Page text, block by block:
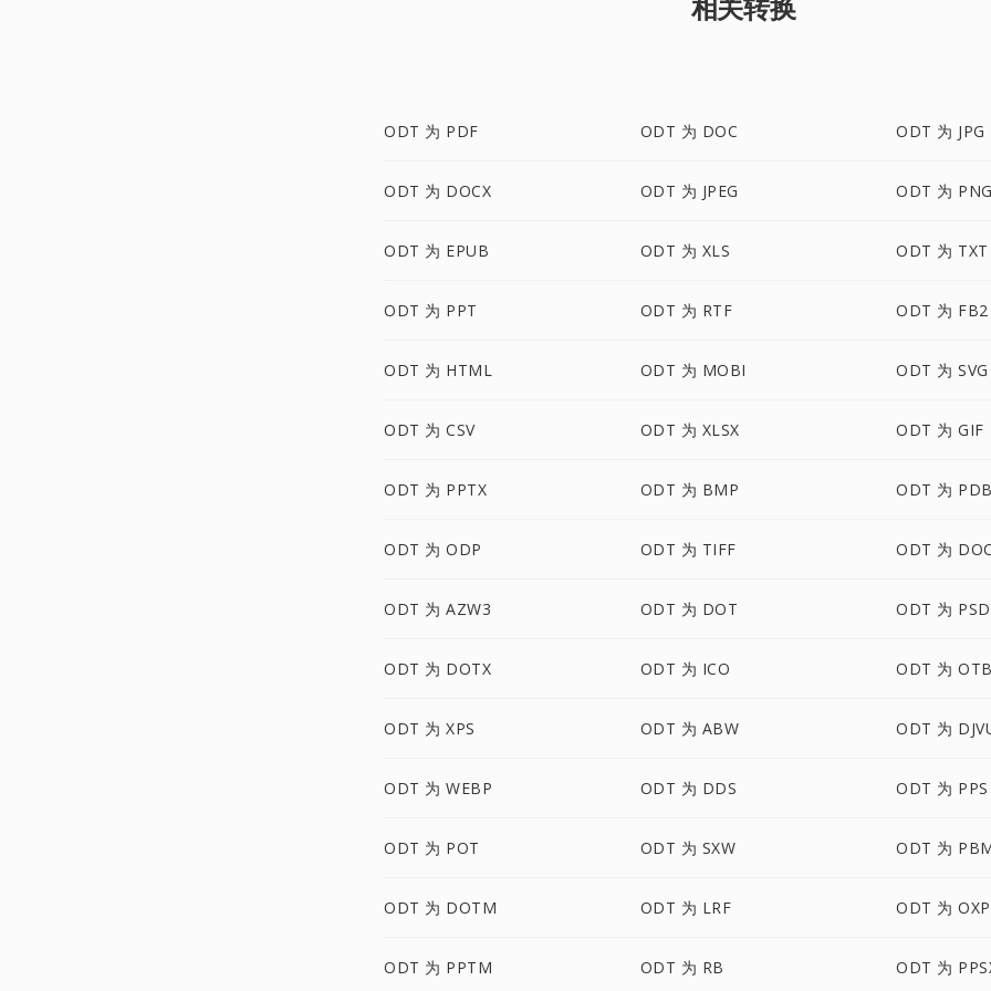
ODT 为 PDF ODT 为 DOC ODT 为 JPG
ODT 为 DOCX ODT 为 JPEG ODT 为
ODT 为 EPUB ODT 为 XLS ODT 为 TXT
ODT 为 PPT ODT 为 RTF ODT 为 FB2
ODT 为 HTML ODT 为 MOBI ODT 为 SVG
ODT 为 CSV ODT 为 XLSX ODT 为 GIF
ODT 为 PPTX ODT 为 BMP ODT 为
ODT 为 ODP ODT 为 TIFF ODT 为
ODT 为 AZW3 ODT 为 DOT ODT 为 PSD
ODT 为 DOTX ODT 为 ICO ODT 为
ODT 为 XPS ODT 为 ABW ODT 为
ODT 为 WEBP ODT 为 DDS ODT 为 PPS
ODT 为 POT ODT 为 SXW ODT 为
ODT 为 DOTM ODT 为 LRF ODT 为
ODT 为 PPTM ODT 为 RB ODT 为